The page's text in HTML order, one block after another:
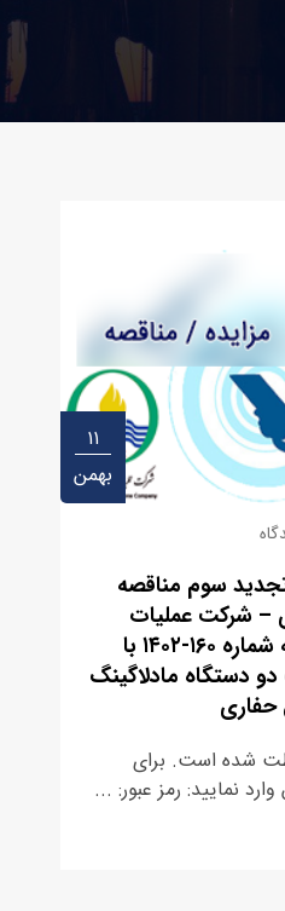
۱۱
بهمن
سوم مناقصه
– شرکت عملیات
اکتشاف نفت مناقصه شماره ۱۶۰-۱۴۰۲ با
دستگاه مادلاگینگ
شده است. برای
نمایید: رمز عبور: ...